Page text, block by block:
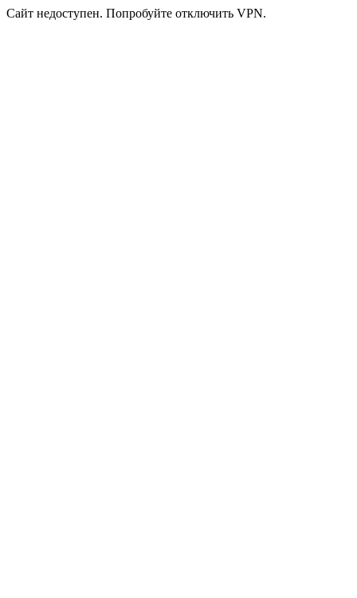
Сайт недоступен. Попробуйте отключить VPN.